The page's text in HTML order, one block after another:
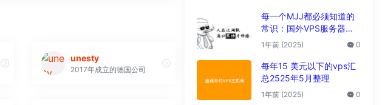
unesty
2017年成立的德国公司
每一个MJJ都必须知道的
常识：国外VPS服务器圈
子黑话大全
1年前 (2025) 0
每年15 美元以下的vps汇
总2525年5月整理
1年前 (2025) 0